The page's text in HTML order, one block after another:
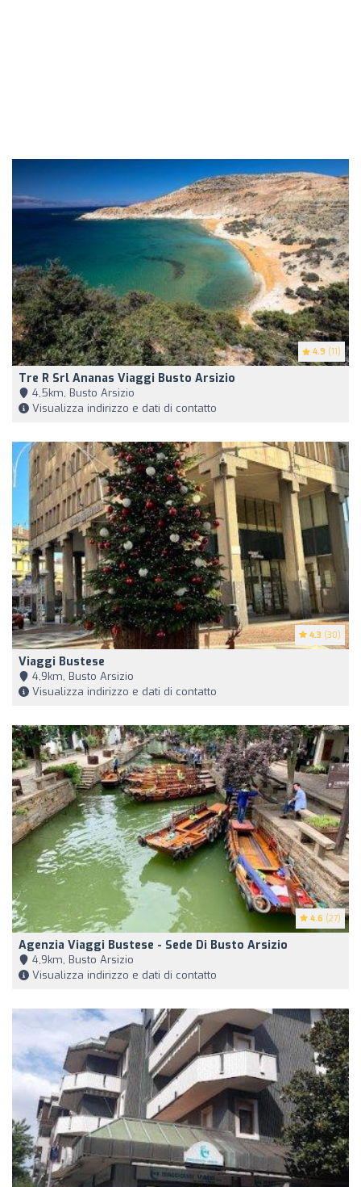
4.9 (11)
Tre R Srl Ananas Viaggi Busto Arsizio
4,5km, Busto Arsizio
Visualizza indirizzo e dati di contatto
4.3 (30)
Viaggi Bustese
4,9km, Busto Arsizio
Visualizza indirizzo e dati di contatto
4.6 (27)
Agenzia Viaggi Bustese - Sede Di Busto Arsizio
4,9km, Busto Arsizio
Visualizza indirizzo e dati di contatto